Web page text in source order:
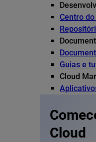
Centro
Guias e
Cloud
Cloud